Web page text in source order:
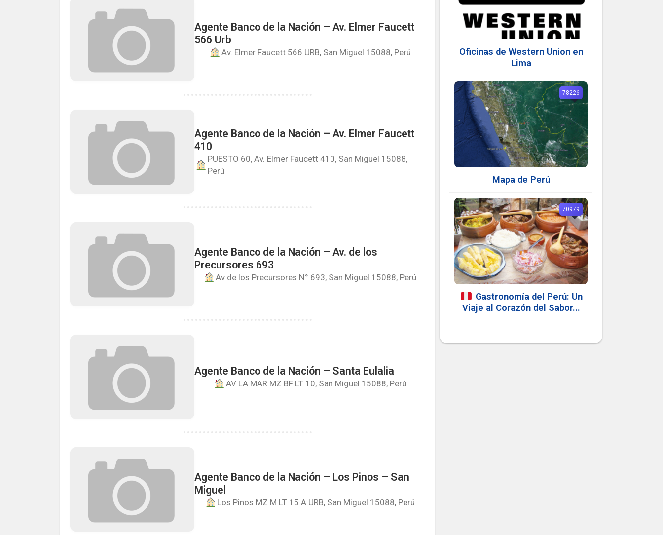
Agente Banco de la Nación – Av. Elmer Faucett
566 Urb
Av. Elmer Faucett 566 URB, San Miguel 15088, Perú
Agente Banco de la Nación – Av. Elmer Faucett
410
PUESTO 60, Av. Elmer Faucett 410, San Miguel 15088,
Perú
Agente Banco de la Nación – Av. de los
Precursores 693
Av de los Precursores N° 693, San Miguel 15088, Perú
Agente Banco de la Nación – Santa Eulalia
AV LA MAR MZ BF LT 10, San Miguel 15088, Perú
Agente Banco de la Nación – Los Pinos – San
Miguel
Los Pinos MZ M LT 15 A URB, San Miguel 15088, Perú
Oficinas de Western Union en
Lima
Mapa de Perú
78226
Gastronomía del Perú: Un
Viaje al Corazón del Sabor...
70979